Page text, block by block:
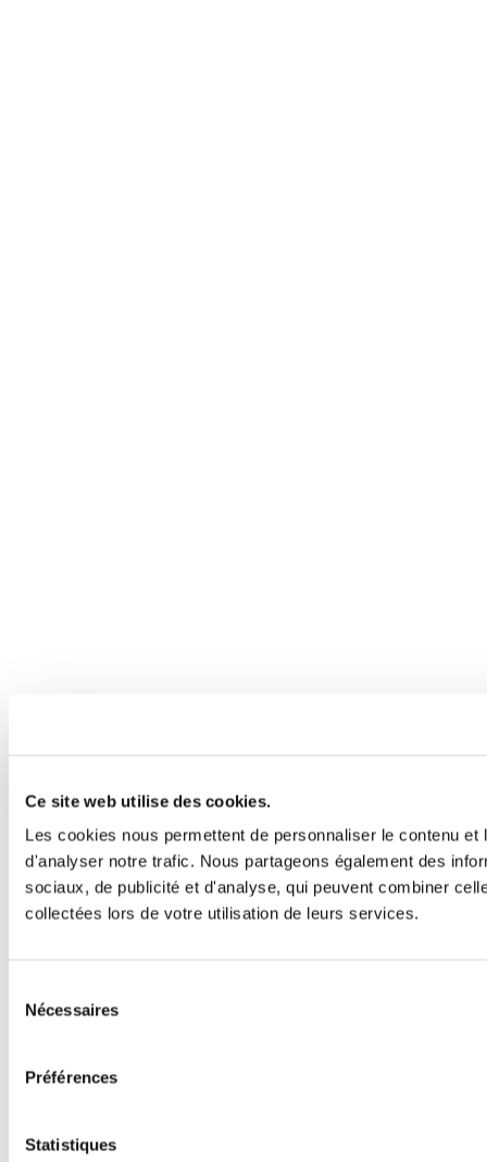
Ce site web utilise des cookies.
Les cookies nous permettent de personnaliser le contenu
d'analyser notre trafic. Nous partageons également des
sociaux, de publicité et d'analyse, qui peuvent combiner
collectées lors de votre utilisation de leurs services.
Nécessaires
Préférences
Statistiques